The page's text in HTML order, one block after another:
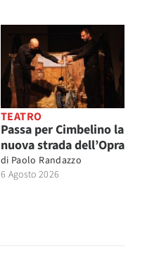
TEATRO
Passa per Cimbelino la
nuova strada dell’Opra
di Paolo Randazzo
6 Agosto 2026